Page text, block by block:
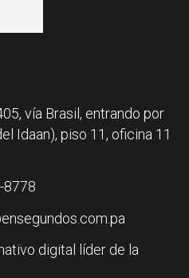
vía Brasil, entrando por
Idaan), piso 11, oficina 11
8778
digital líder de la